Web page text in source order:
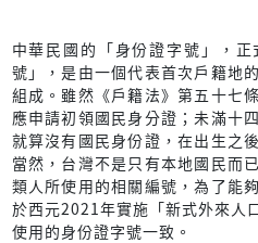
中華民國的「身份證字號」，
號」，是由一個代表首次戶籍地
組成。雖然《戶籍法》第五十七
應申請初領國民身分證；未滿十
就算沒有國民身份證，在出生之
當然，台灣不是只有本地國民而
類人所使用的相關編號，為了能
於西元2021年實施「新式外來人
使用的身份證字號一致。